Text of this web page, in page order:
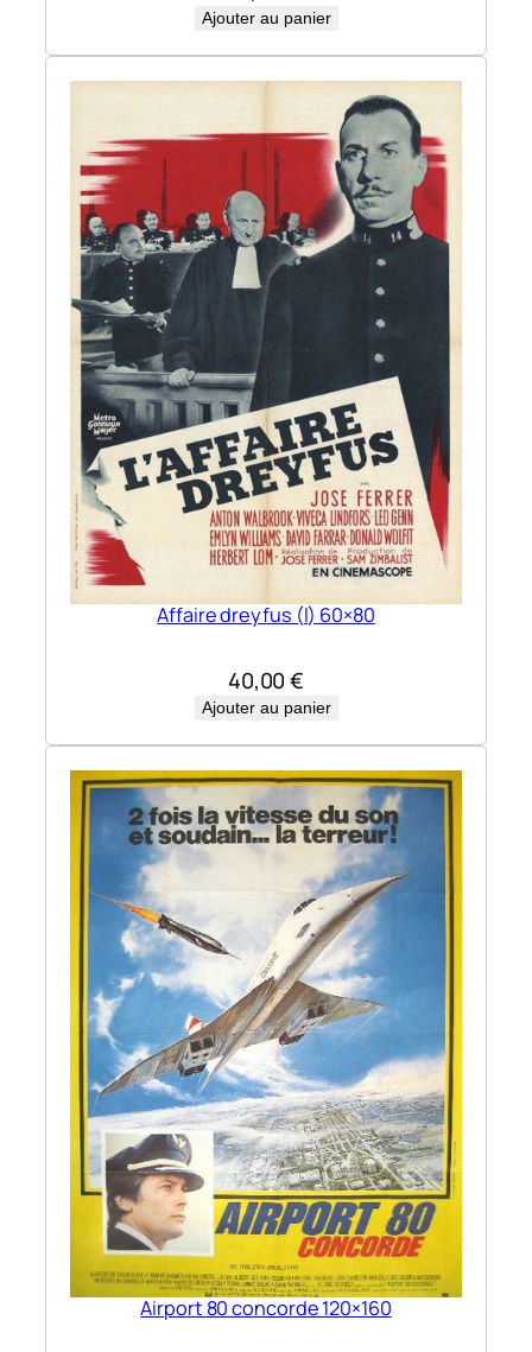
Ajouter au panier
Affaire dreyfus (l) 60×80
40,00€
Ajouter au panier
Airport 80 concorde 120×160